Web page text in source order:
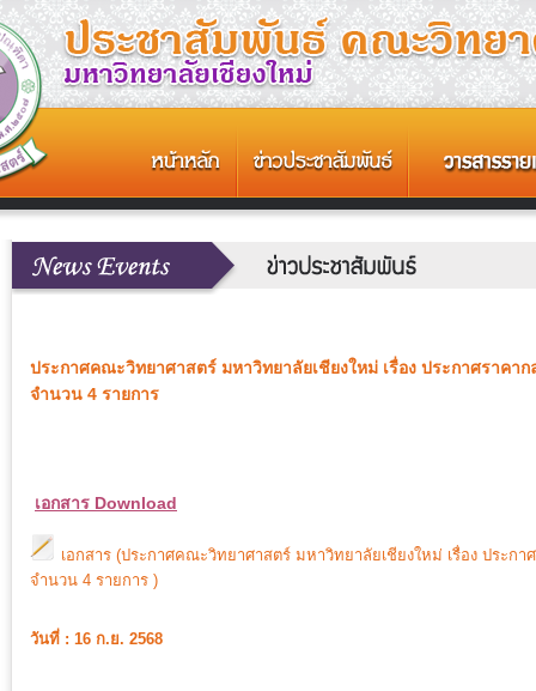
ประกาศคณะวิทยาศาสตร์ มหาวิทยาลัยเชียงใหม่ เรื่อง ประกาศราค
จำนวน 4 รายการ
เอกสาร Download
เอกสาร (ประกาศคณะวิทยาศาสตร์ มหาวิทยาลัยเชียงใหม่ เรื่อง ประ
จำนวน 4 รายการ )
วันที่ : 16 ก.ย. 2568